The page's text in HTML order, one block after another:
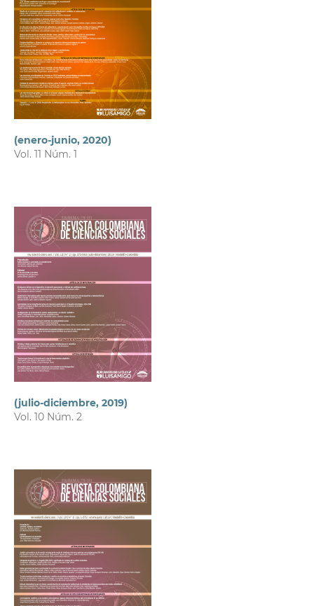
(enero-junio, 2020)
Vol. 11 Núm. 1
(julio-diciembre, 2019)
Vol. 10 Núm. 2